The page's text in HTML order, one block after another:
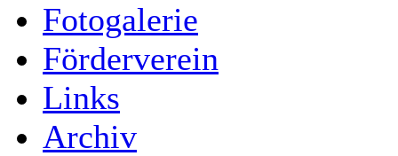
Fotogalerie
Förderverein
Links
Archiv